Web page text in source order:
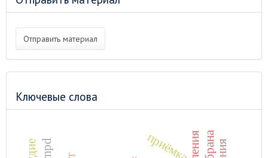
Отправить материал
Ключевые слова
приёмка